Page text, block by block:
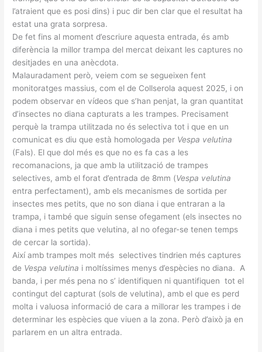
l’atraient que es posi dins) i puc dir ben clar que el resultat ha
estat una grata sorpresa.
De fet fins al moment d’escriure aquesta entrada, és amb
diferència la millor trampa del mercat deixant les captures no
desitjades en una anècdota.
Malauradament però, veiem com se segueixen fent
monitoratges massius, com el de Collserola aquest 2025, i on
podem observar en vídeos que s’han penjat, la gran quantitat
d’insectes no diana capturats a les trampes. Precisament
perquè la trampa utilitzada no és selectiva tot i que en un
comunicat es diu que està homologada per Vespa velutina
(Fals). El que dol més es que no es fa cas a les
recomanacions, ja que amb la utilització de trampes
selectives, amb el forat d’entrada de 8mm (Vespa velutina
entra perfectament), amb els mecanismes de sortida per
insectes mes petits, que no son diana i que entraran a la
trampa, i també que siguin sense ofegament (els insectes no
diana i mes petits que velutina, al no ofegar-se tenen temps
de cercar la sortida).
Així amb trampes molt més selectives tindrien més captures
de Vespa velutina i moltíssimes menys d’espècies no diana. A
banda, i per més pena no s’ identifiquen ni quantifiquen tot el
contingut del capturat (sols de velutina), amb el que es perd
molta i valuosa informació de cara a millorar les trampes i de
determinar les espècies que viuen a la zona. Però d’això ja en
parlarem en un altra entrada.